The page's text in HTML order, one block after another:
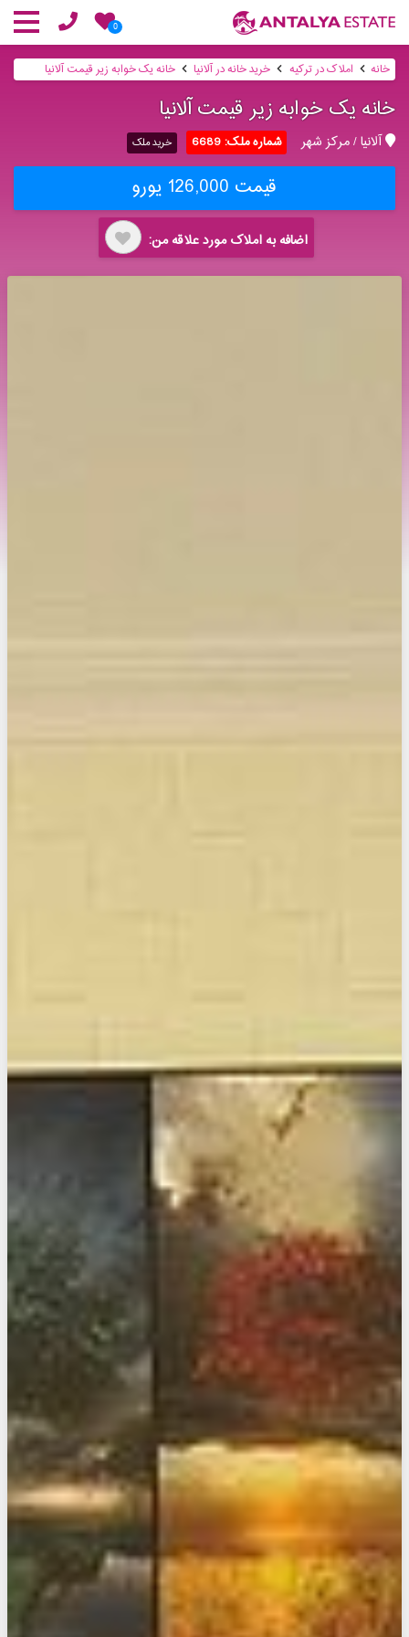
0
خانه املاک در ترکیه خرید خانه در آلانیا خانه یک خوابه زیر قیمت آلانیا
خانه یک خوابه زیر قیمت آلانیا
آلانیا / مرکز شهر شماره ملک: 6689 خرید ملک
قیمت 126,000 یورو
اضافه به املاک مورد علاقه من: